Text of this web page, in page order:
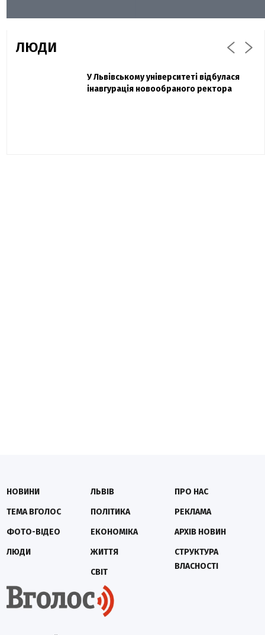
ЛЮДИ
Павло Дак
«Час не лікує, лише притуплює біль»:
Захисник "Азовсталі" Діанов вдруге
одружився та показав фото з весілля
У Львівському університеті відбулася
інавгурація новообраного ректора
НОВИНИ
ТЕМА ВГОЛОС
ФОТО-ВІДЕО
ЛЮДИ
ЛЬВІВ
ПОЛІТИКА
ЕКОНОМІКА
ЖИТТЯ
СВІТ
ПРО НАС
РЕКЛАМА
АРХІВ НОВИН
СТРУКТУРА
ВЛАСНОСТІ